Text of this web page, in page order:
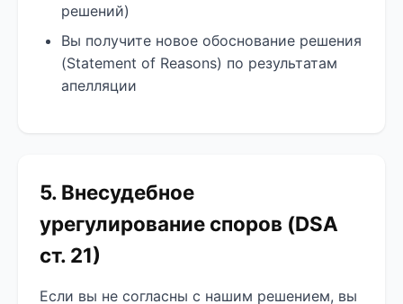
решений)
Вы получите новое обоснование решения
(Statement of Reasons) по результатам
апелляции
5. Внесудебное
урегулирование споров (DSA
ст. 21)
Если вы не согласны с нашим решением, вы